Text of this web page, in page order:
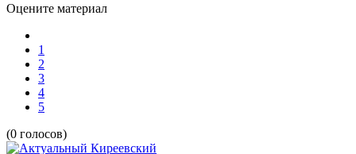
Оцените материал
1
2
3
4
5
(0 голосов)